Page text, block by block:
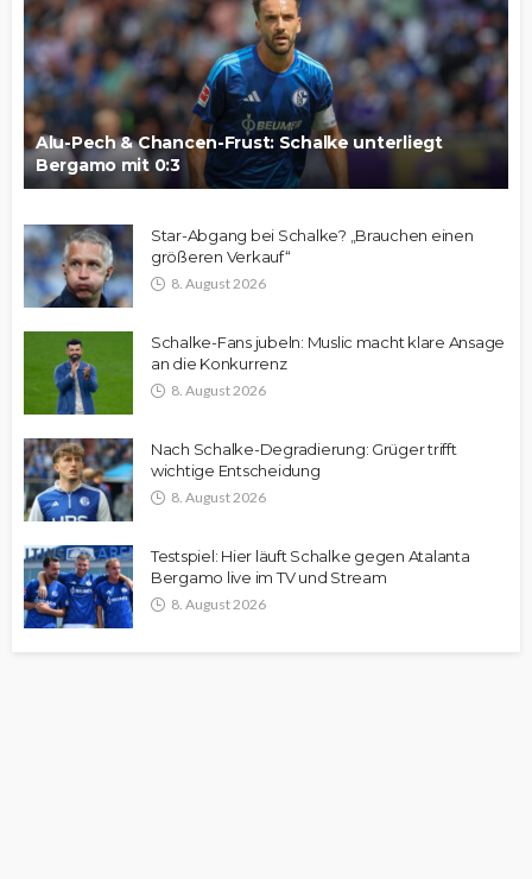
Alu-Pech & Chancen-Frust: Schalke unterliegt
Bergamo mit 0:3
Star-Abgang bei Schalke? „Brauchen einen
größeren Verkauf“
8. August 2026
Schalke-Fans jubeln: Muslic macht klare Ansage
an die Konkurrenz
8. August 2026
Nach Schalke-Degradierung: Grüger trifft
wichtige Entscheidung
8. August 2026
Testspiel: Hier läuft Schalke gegen Atalanta
Bergamo live im TV und Stream
8. August 2026